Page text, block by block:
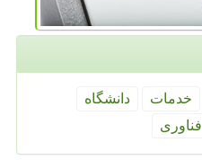
خدمات
دانشگاه
فناوری